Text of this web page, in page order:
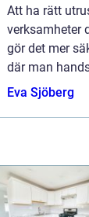
Att ha rätt
verksamheter
gör det mer
där man
exempelvis
Eva Sjöberg